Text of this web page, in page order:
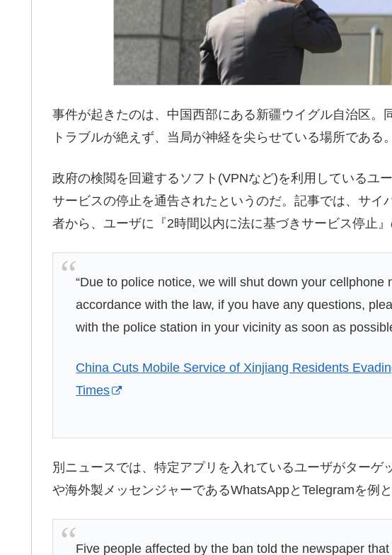
事件が起きたのは、中国西部にある新疆ウイグル自治区。
トラブルが絶えず、当局が神経を尖らせている場所である。
政府の検閲を回避するソフト(VPNなど)を利用しているユ
サービスの停止を通告されたというのだ。記事では、サイ
者から、ユーザに『2時間以内に法に基づきサービス停止
“Due to police notice, we will shut down your
accordance with the law, if you have any questions,
with the police station in your vicinity as soon as
China Cuts Mobile Service of Xinjiang Residents
Times
別ニュースでは、特定アプリを入れているユーザがターゲ
や海外製メッセンジャーであるWhatsAppとTelegramを例
Five people affected by the ban told the newspaper